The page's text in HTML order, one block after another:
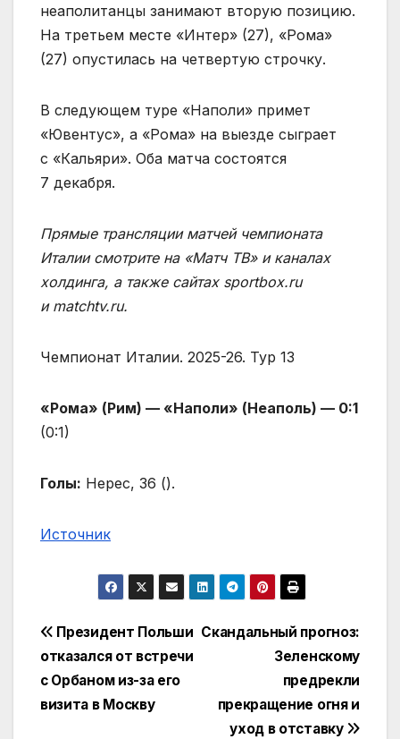
неаполитанцы занимают вторую позицию.
На третьем месте «Интер» (27), «Рома»
(27) опустилась на четвертую строчку.
В следующем туре «Наполи» примет
«Ювентус», а «Рома» на выезде сыграет
с «Кальяри». Оба матча состоятся
7 декабря.
Прямые трансляции матчей чемпионата
Италии смотрите на «Матч ТВ» и каналах
холдинга, а также сайтах sportbox.ru
и matchtv.ru.
Чемпионат Италии. 2025-26. Тур 13
«Рома» (Рим) — «Наполи» (Неаполь) — 0:1
(0:1)
Голы: Нерес, 36 ().
Источник
Навигация
по
записям
Скандальный прогноз:
Зеленскому
предрекли
прекращение огня и
уход в отставку
Президент Польши
отказался от встречи
с Орбаном из-за его
визита в Москву